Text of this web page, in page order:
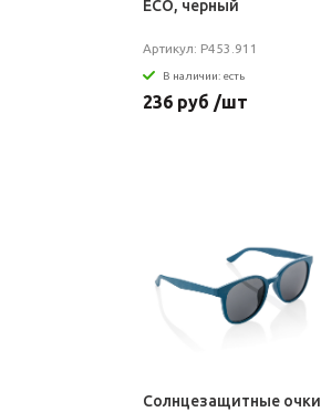
ECO, черный
Артикул: P453.911
В наличии: есть
236 руб /шт
Солнцезащитные очки